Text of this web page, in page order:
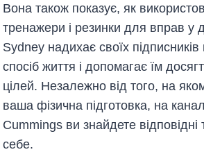
Вона також показує, як
тренажери і резинки для вправ у
Sydney надихає своїх
спосіб життя і допомагає їм
цілей. Незалежно від того, на
ваша фізична підготовка, на
Cummings ви знайдете
себе.